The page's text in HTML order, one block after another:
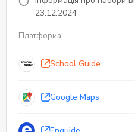
23.12.2024
Платформа
School Guide
Google Maps